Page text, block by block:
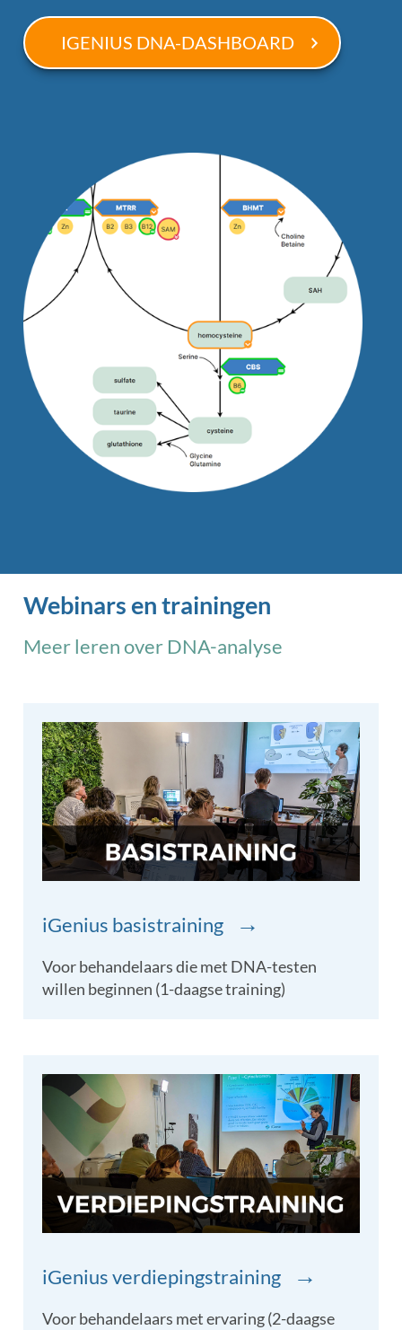
IGENIUS DNA-DASHBOARD
Webinars en trainingen
Meer leren over DNA-analyse
iGenius basistraining →
Voor behandelaars die met DNA-testen
willen beginnen (1-daagse training)
iGenius verdiepingstraining →
Voor behandelaars met ervaring (2-daagse